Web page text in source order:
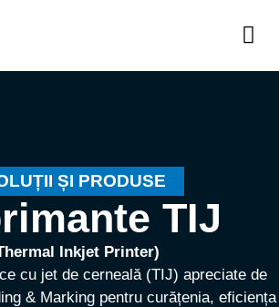
ȘI PRODUSE
TIJ
Inkjet Printer)
cu jet de cerneală (TIJ) apreciate de
& Marking pentru curățenia, eficiența